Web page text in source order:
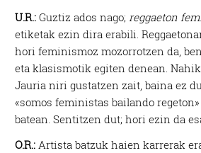
zerbitzuak hobetzeko asmoz, cookie
baliatzen gara. Ohar hau onartuz
erabiltzeko baimen esplizitua ematen
U.R.: Guztiz ados nago;reggaeton
etiketak ezin dira erabili.
hori feminismoz mozorrotzen da,
eta klasismotik egiten denean.
Jauria niri gustatzen zait, baina ez
«somos feministas bailando
batean. Sentitzen dut; hori ezin da
O.R.: Artista batzuk haien karrerak